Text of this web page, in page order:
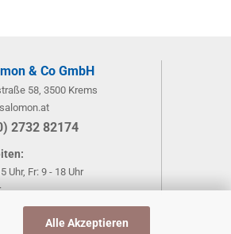
Alle Akzeptieren
& Co GmbH
58, 3500 Krems
2732 82174
Uhr, Fr: 9 - 18 Uhr